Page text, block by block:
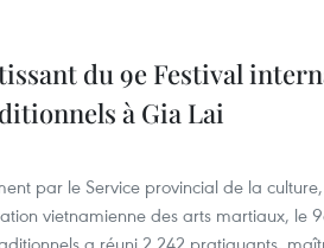
du 9e Festival
à Gia Lai
par le Service provincial de la
vietnamienne des arts martiaux, le
a réuni 2 242 pratiquants,